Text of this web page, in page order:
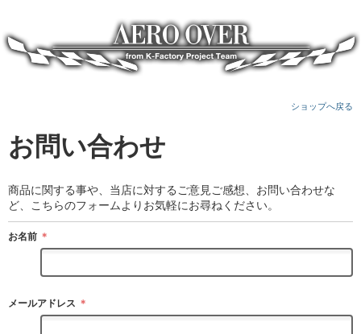
ショップへ戻る
お問い合わせ
商品に関する事や、当店に対するご意見ご感想、お問い合わせな
ど、こちらのフォームよりお気軽にお尋ねください。
お名前 ＊
メールアドレス ＊